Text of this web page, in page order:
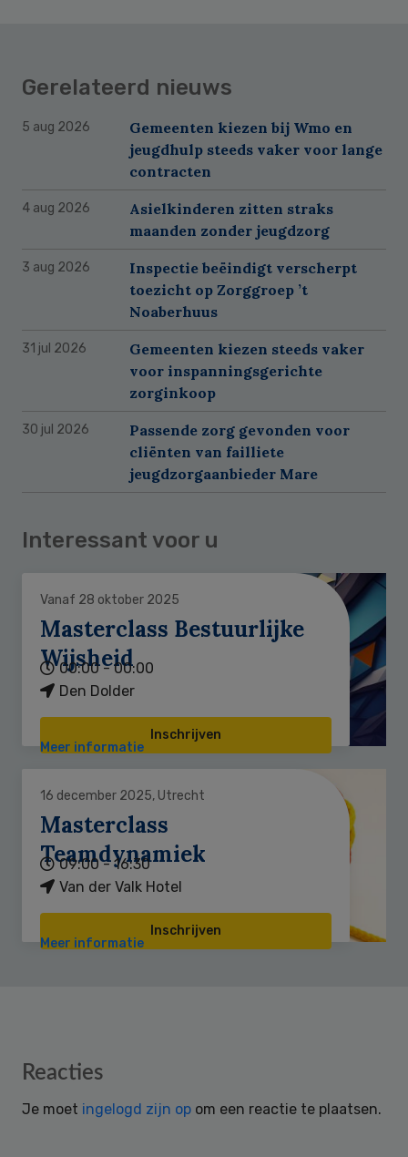
Gerelateerd nieuws
5 aug 2026
Gemeenten kiezen bij Wmo en
jeugdhulp steeds vaker voor lange
contracten
4 aug 2026
Asielkinderen zitten straks
maanden zonder jeugdzorg
3 aug 2026
Inspectie beëindigt verscherpt
toezicht op Zorggroep ’t
Noaberhuus
31 jul 2026
Gemeenten kiezen steeds vaker
voor inspanningsgerichte
zorginkoop
30 jul 2026
Passende zorg gevonden voor
cliënten van failliete
jeugdzorgaanbieder Mare
Interessant voor u
Vanaf 28 oktober 2025
Masterclass Bestuurlijke
Wijsheid
00:00 - 00:00
Den Dolder
Inschrijven
Meer informatie
16 december 2025, Utrecht
Masterclass
Teamdynamiek
09:00 - 16:30
Van der Valk Hotel
Inschrijven
Meer informatie
Reader
Reacties
Je moet ingelogd zijn op om een reactie te plaatsen.